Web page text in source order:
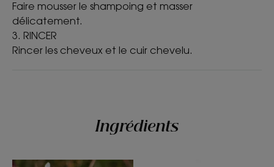
renforcée, massez
dynamiquement le cuir
chevelu lors de l'application du
Faire mousser le shampoing et masser
délicatement.
3. RINCER
Rincer les cheveux et le cuir chevelu.
Ingrédients